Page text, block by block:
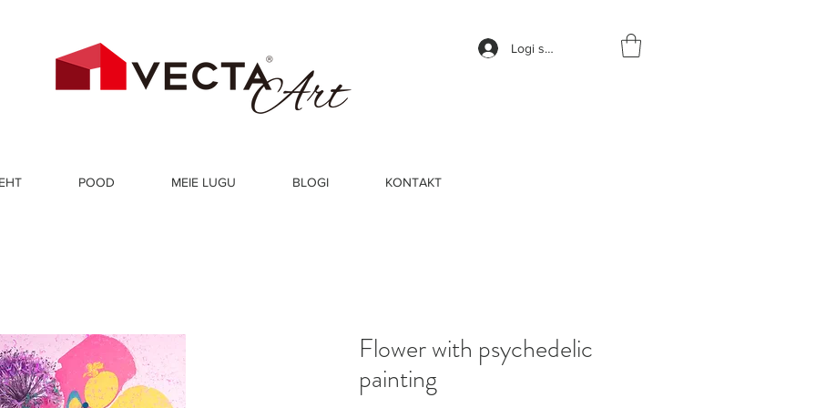
Logi sisse
POOD MEIE LUGU BLOGI KONTAKT
Flower with psychedelic
painting